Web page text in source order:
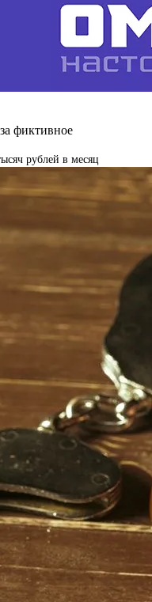
фиктивное
рублей в месяц